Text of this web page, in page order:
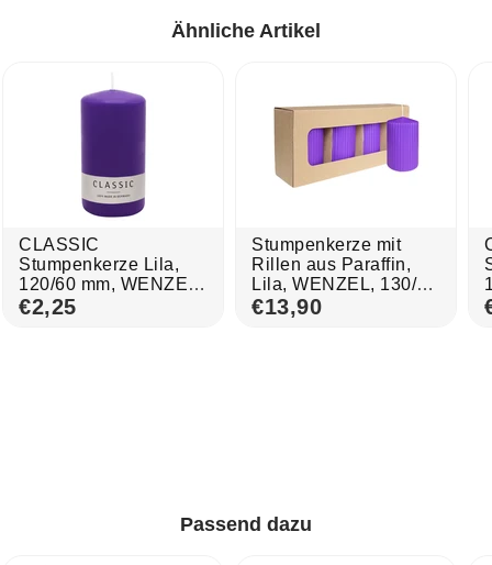
Ähnliche Artikel
CLASSIC
Stumpenkerze Lila,
120/60 mm, WENZEL,
Brenndauer 45h,
selbstverlöschend
€2,25
Stumpenkerze mit
Rillen aus Paraffin,
Lila, WENZEL, 130/70
mm, Brenndauer ca.
€13,90
Passend dazu